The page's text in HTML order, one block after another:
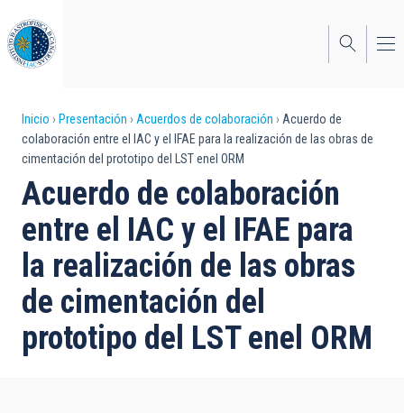
al
contenido
principal
Sobrescribir
enlaces
de
ayuda
a
la
navegación
Inicio Presentación Acuerdos de colaboración
Acuerdo de
colaboración entre el IAC y el IFAE para la realización de las obras de
cimentación del prototipo del LST enel ORM
Acuerdo de colaboración
entre el IAC y el IFAE para
la realización de las obras
de cimentación del
prototipo del LST enel ORM